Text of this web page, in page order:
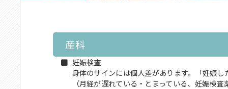
産科
妊娠検査
身体のサインには個人差があります。「妊娠
（月経が遅れている・とまっている、妊娠検